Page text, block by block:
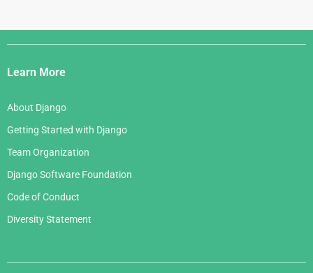
Django
Links
Learn More
About Django
Getting Started with Django
Team Organization
Django Software Foundation
Code of Conduct
Diversity Statement